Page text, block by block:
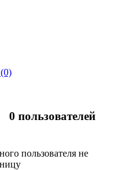
(0)
0 пользователей
пользователя не